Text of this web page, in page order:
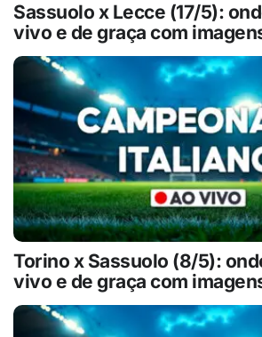
Sassuolo x Lecce (17/5):
vivo e de graça com
Torino x Sassuolo (8/5):
vivo e de graça com